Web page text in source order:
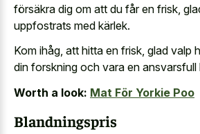
försäkra dig om att du får en frisk,
uppfostrats med kärlek.
Kom ihåg, att hitta en frisk, glad valp
din forskning och vara en ansvarsfull
Worth a look: Mat För Yorkie Poo
Blandningspris